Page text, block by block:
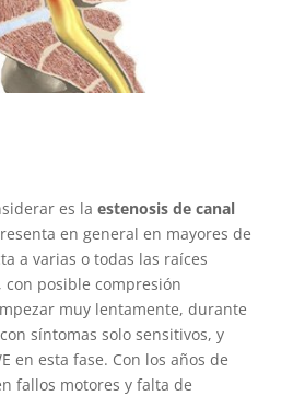
es la estenosis de canal
en general en mayores de
a varias o todas las raíces
con posible compresión
muy lentamente, durante
síntomas solo sensitivos, y
en esta fase. Con los años de
fallos motores y falta de